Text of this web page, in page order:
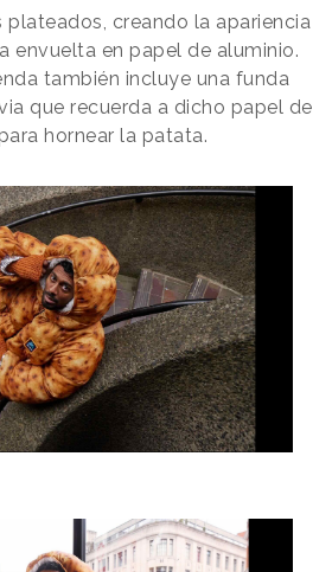
plateados, creando la apariencia
envuelta en papel de aluminio.
también incluye una funda
que recuerda a dicho papel de
hornear la patata.